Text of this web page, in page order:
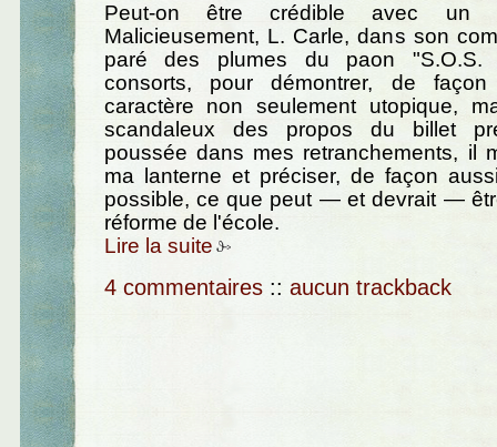
Peut-on être crédible avec
Malicieusement, L. Carle, dans son
paré des plumes du paon "S.O.S.
consorts, pour démontrer, de
caractère non seulement utopique,
scandaleux des propos du billet
poussée dans mes retranchements, il
ma lanterne et préciser, de façon
possible, ce que peut — et devrait —
réforme de l'école.
Lire la suite
4 commentaires :: aucun trackback